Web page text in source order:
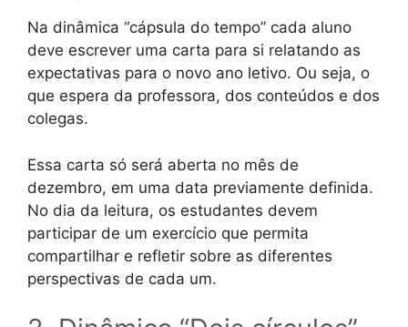
Na dinâmica “cápsula do tempo” cada aluno
deve escrever uma carta para si relatando as
expectativas para o novo ano letivo. Ou seja, o
que espera da professora, dos conteúdos e dos
colegas.
Essa carta só será aberta no mês de
dezembro, em uma data previamente definida.
No dia da leitura, os estudantes devem
participar de um exercício que permita
compartilhar e refletir sobre as diferentes
perspectivas de cada um.